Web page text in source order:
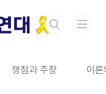
쟁점과 주장 이